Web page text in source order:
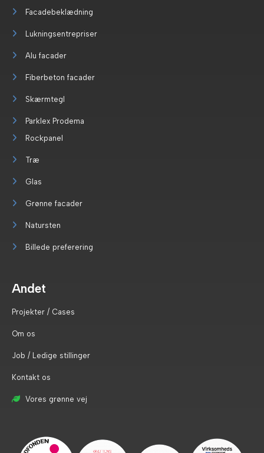
Facadebeklædning
Lukningsentrepriser
Alu facader
Fiberbeton facader
Skærmtegl
Parklex Prodema
Rockpanel
Træ
Glas
Grønne facader
Natursten
Billede preferering
Andet
Projekter / Cases
Om os
Job / Ledige stillinger
Kontakt os
Vores grønne vej